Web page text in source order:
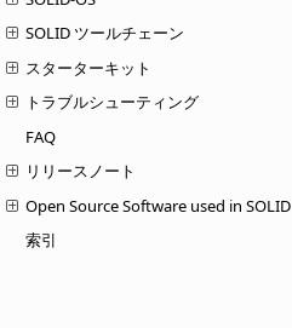
SOLID ツールチェーン
スターターキット
トラブルシューティング
FAQ
リリースノート
Open Source Software used in SOLID
索引